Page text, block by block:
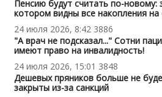
Пенсию будут считать по-новому:
котором видны все накопления на
24 июля 2026, 8:42 3886
"А врач не подсказал..." Сотни
имеют право на инвалидность!
24 июля 2026, 15:01 3848
Дешевых пряников больше не
закрыты из-за санкций